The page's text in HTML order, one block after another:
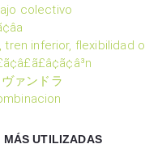
colectivo
tren inferior, flexibilidad o
ァンドラ
MÁS UTILIZADAS